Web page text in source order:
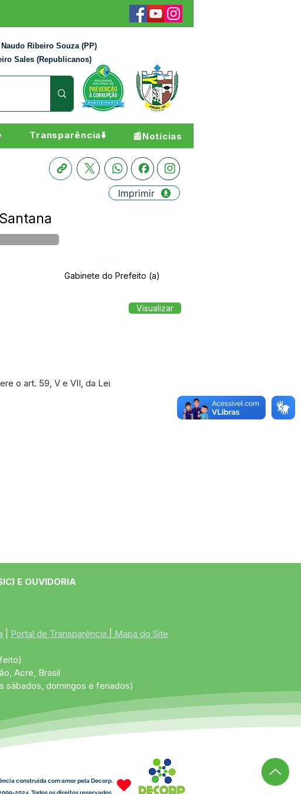
Ribeiro Souza (PP)
Sales (Republicanos)
Transparência⬇️ 📰Notícias
Imprimir
Gabinete do Prefeito (a)
o art. 59, V e VII, da Lei
Visualizar
E OUVIDORIA
Portal de Transparência Mapa do Site
Acre, Brasil
sábados, domingos e feriados)
construída com amor pela Decorp.
2024. Todos os direitos reservados.